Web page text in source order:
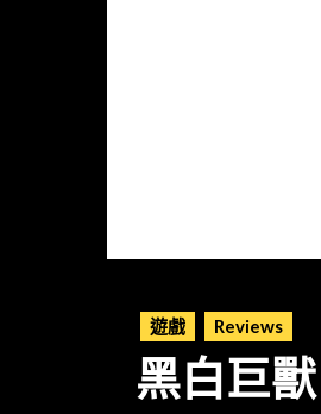
遊戲 Reviews
黑白巨